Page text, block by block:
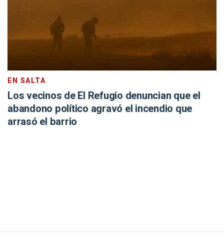
EN SALTA
Los vecinos de El Refugio denuncian que el
abandono político agravó el incendio que
arrasó el barrio